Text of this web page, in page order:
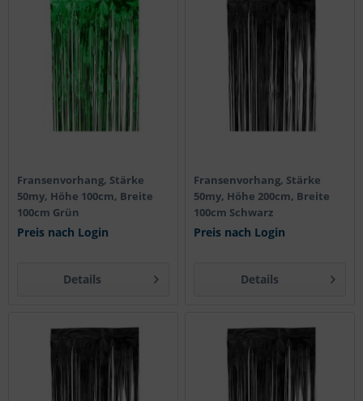
Fransenvorhang, Stärke
50my, Höhe 100cm, Breite
100cm Grün
Preis nach Login
Details
Fransenvorhang, Stärke
50my, Höhe 200cm, Breite
100cm Schwarz
Preis nach Login
Details